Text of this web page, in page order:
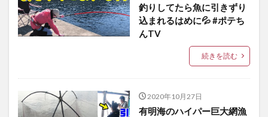
釣りしてたら魚に引きずり
込まれるはめに💦 #ポテち
んTV
続きを読む
2020年10月27日
有明海のハイパー巨大網漁